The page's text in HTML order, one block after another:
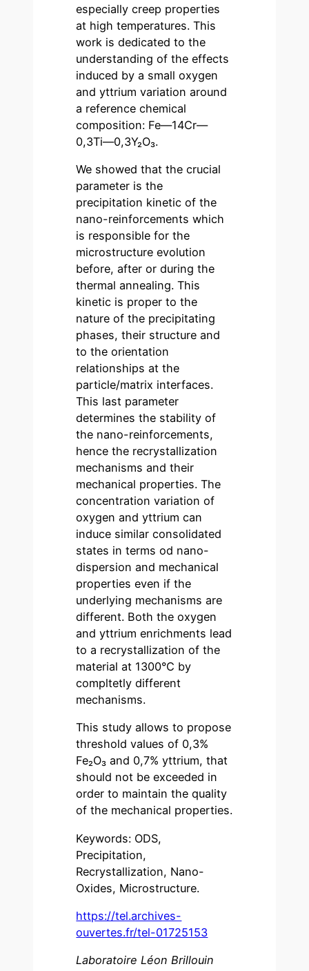
especially creep properties
at high temperatures. This
work is dedicated to the
understanding of the effects
induced by a small oxygen
and yttrium variation around
a reference chemical
composition: Fe—14Cr—
0,3Ti—0,3Y₂O₃.
We showed that the crucial
parameter is the
precipitation kinetic of the
nano-reinforcements which
is responsible for the
microstructure evolution
before, after or during the
thermal annealing. This
kinetic is proper to the
nature of the precipitating
phases, their structure and
to the orientation
relationships at the
particle/matrix interfaces.
This last parameter
determines the stability of
the nano-reinforcements,
hence the recrystallization
mechanisms and their
mechanical properties. The
concentration variation of
oxygen and yttrium can
induce similar consolidated
states in terms od nano-
dispersion and mechanical
properties even if the
underlying mechanisms are
different. Both the oxygen
and yttrium enrichments lead
to a recrystallization of the
material at 1300°C by
compltetly different
mechanisms.
This study allows to propose
threshold values of 0,3%
Fe₂O₃ and 0,7% yttrium, that
should not be exceeded in
order to maintain the quality
of the mechanical properties.
Keywords: ODS,
Precipitation,
Recrystallization, Nano-
Oxides, Microstructure.
https://tel.archives-
ouvertes.fr/tel-01725153
Laboratoire Léon Brillouin